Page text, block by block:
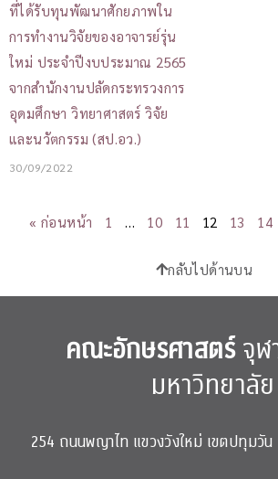
ที่ได้รับทุนพัฒนาศักยภาพใน
การทำงานวิจัยของอาจารย์รุ่น
ใหม่ ประจำปีงบประมาณ 2565
จากสำนักงานปลัดกระทรวงการ
อุดมศึกษา วิทยาศาสตร์ วิจัย
และนวัตกรรม (สป.อว.)
30/09/2022
« ก่อนหน้า 1 … 10 11 12 13 14
กลับไปด้านบน
คณะอักษรศาสตร์จุฬ
มหาวิทยาลัย
254 ถนนพญาไท แขวงวังใหม่ เขตปทุมวัน